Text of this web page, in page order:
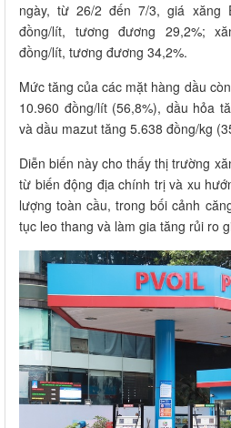
ngày, từ 26/2 đến 7/3, giá xăng
đồng/lít, tương đương 29,2%;
đồng/lít, tương đương 34,2%.
Mức tăng của các mặt hàng dầu
10.960 đồng/lít (56,8%), dầu hỏa
và dầu mazut tăng 5.638 đồng/kg
Diễn biến này cho thấy thị trường
từ biến động địa chính trị và xu
lượng toàn cầu, trong bối cảnh
tục leo thang và làm gia tăng rủi ro